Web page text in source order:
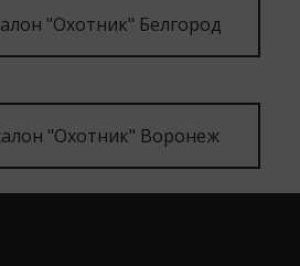
"Охотник" Белгород
"Охотник" Воронеж